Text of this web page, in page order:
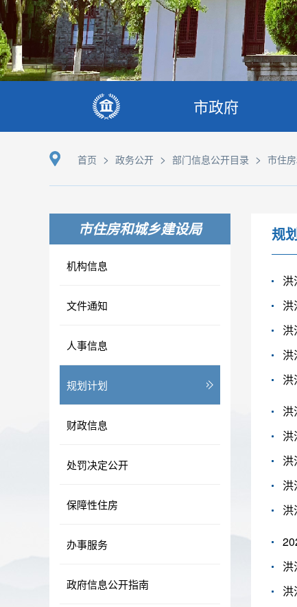
市政府
首页 > 政务公开 > 部门信息公开目录 > 市住
市住房和城乡建设局
机构信息
文件通知
人事信息
规划计划
财政信息
处罚决定公开
保障性住房
办事服务
政府信息公开指南
规
洪
洪
洪
洪
洪
洪
洪
洪
洪
洪
洪
洪